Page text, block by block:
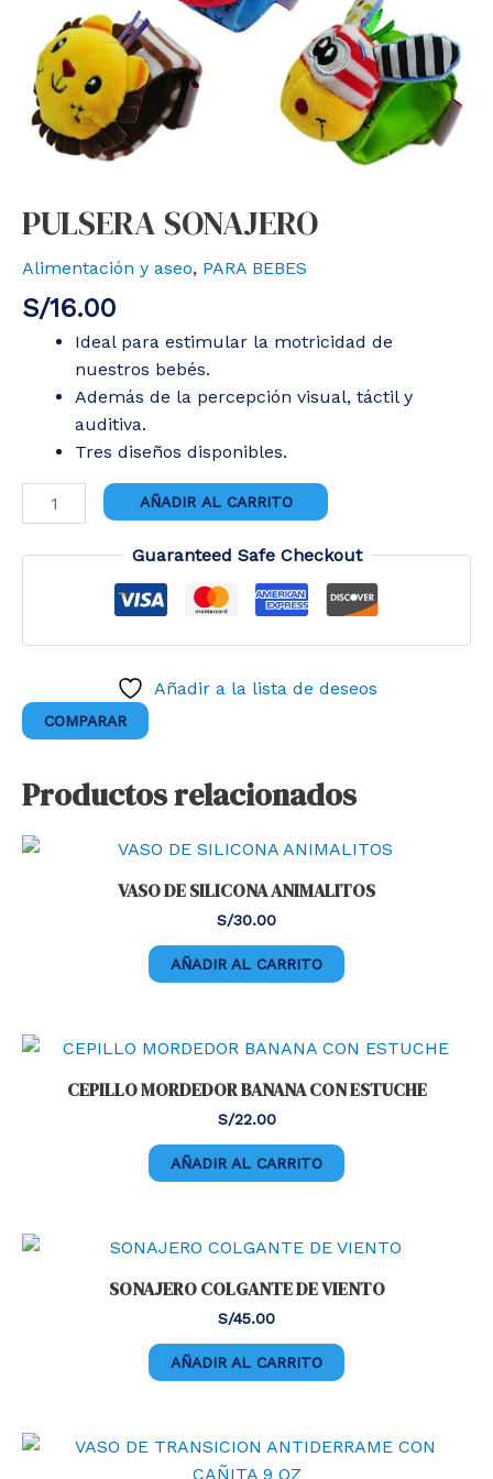
PULSERA SONAJERO
Alimentación y aseo, PARA BEBES
S/16.00
Ideal para estimular la motricidad de
nuestros bebés.
Además de la percepción visual, táctil y
auditiva.
Tres diseños disponibles.
PULSERA
SONAJERO
cantidad
AÑADIR AL CARRITO
Guaranteed Safe Checkout
Añadir a la lista de deseos
COMPARAR
Productos relacionados
VASO DE SILICONA ANIMALITOS
S/30.00
AÑADIR AL CARRITO
CEPILLO MORDEDOR BANANA CON ESTUCHE
S/22.00
AÑADIR AL CARRITO
SONAJERO COLGANTE DE VIENTO
S/45.00
AÑADIR AL CARRITO